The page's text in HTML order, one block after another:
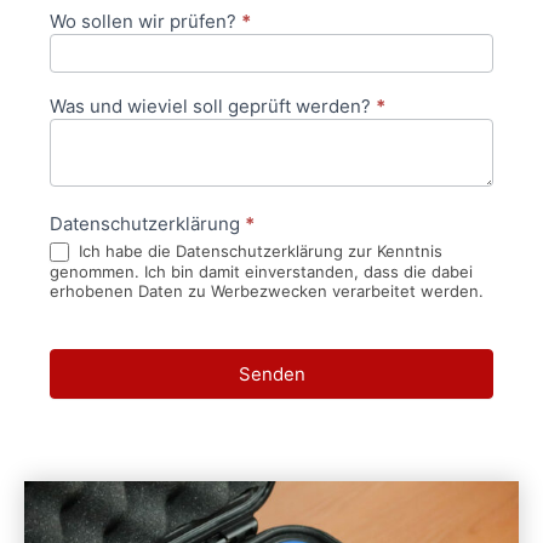
Wo sollen wir prüfen? *
Was und wieviel soll geprüft werden? *
Datenschutzerklärung *
Ich habe die Datenschutzerklärung zur Kenntnis
genommen. Ich bin damit einverstanden, dass die dabei
erhobenen Daten zu Werbezwecken verarbeitet werden.
Senden